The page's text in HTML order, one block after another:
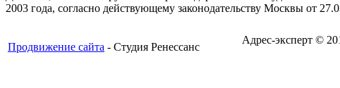
2003 года, согласно действующему законодательству Москвы от
Продвижение сайта - Студия Ренессанс
Адрес-эксперт ©